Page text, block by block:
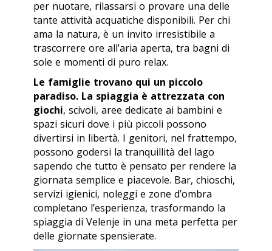
per nuotare, rilassarsi o provare una delle
tante attività acquatiche disponibili. Per chi
ama la natura, è un invito irresistibile a
trascorrere ore all’aria aperta, tra bagni di
sole e momenti di puro relax.
Le famiglie trovano qui un piccolo
paradiso. La spiaggia è attrezzata con
giochi, scivoli, aree dedicate ai bambini e
spazi sicuri dove i più piccoli possono
divertirsi in libertà. I genitori, nel frattempo,
possono godersi la tranquillità del lago
sapendo che tutto è pensato per rendere la
giornata semplice e piacevole. Bar, chioschi,
servizi igienici, noleggi e zone d’ombra
completano l’esperienza, trasformando la
spiaggia di Velenje in una meta perfetta per
delle giornate spensierate.